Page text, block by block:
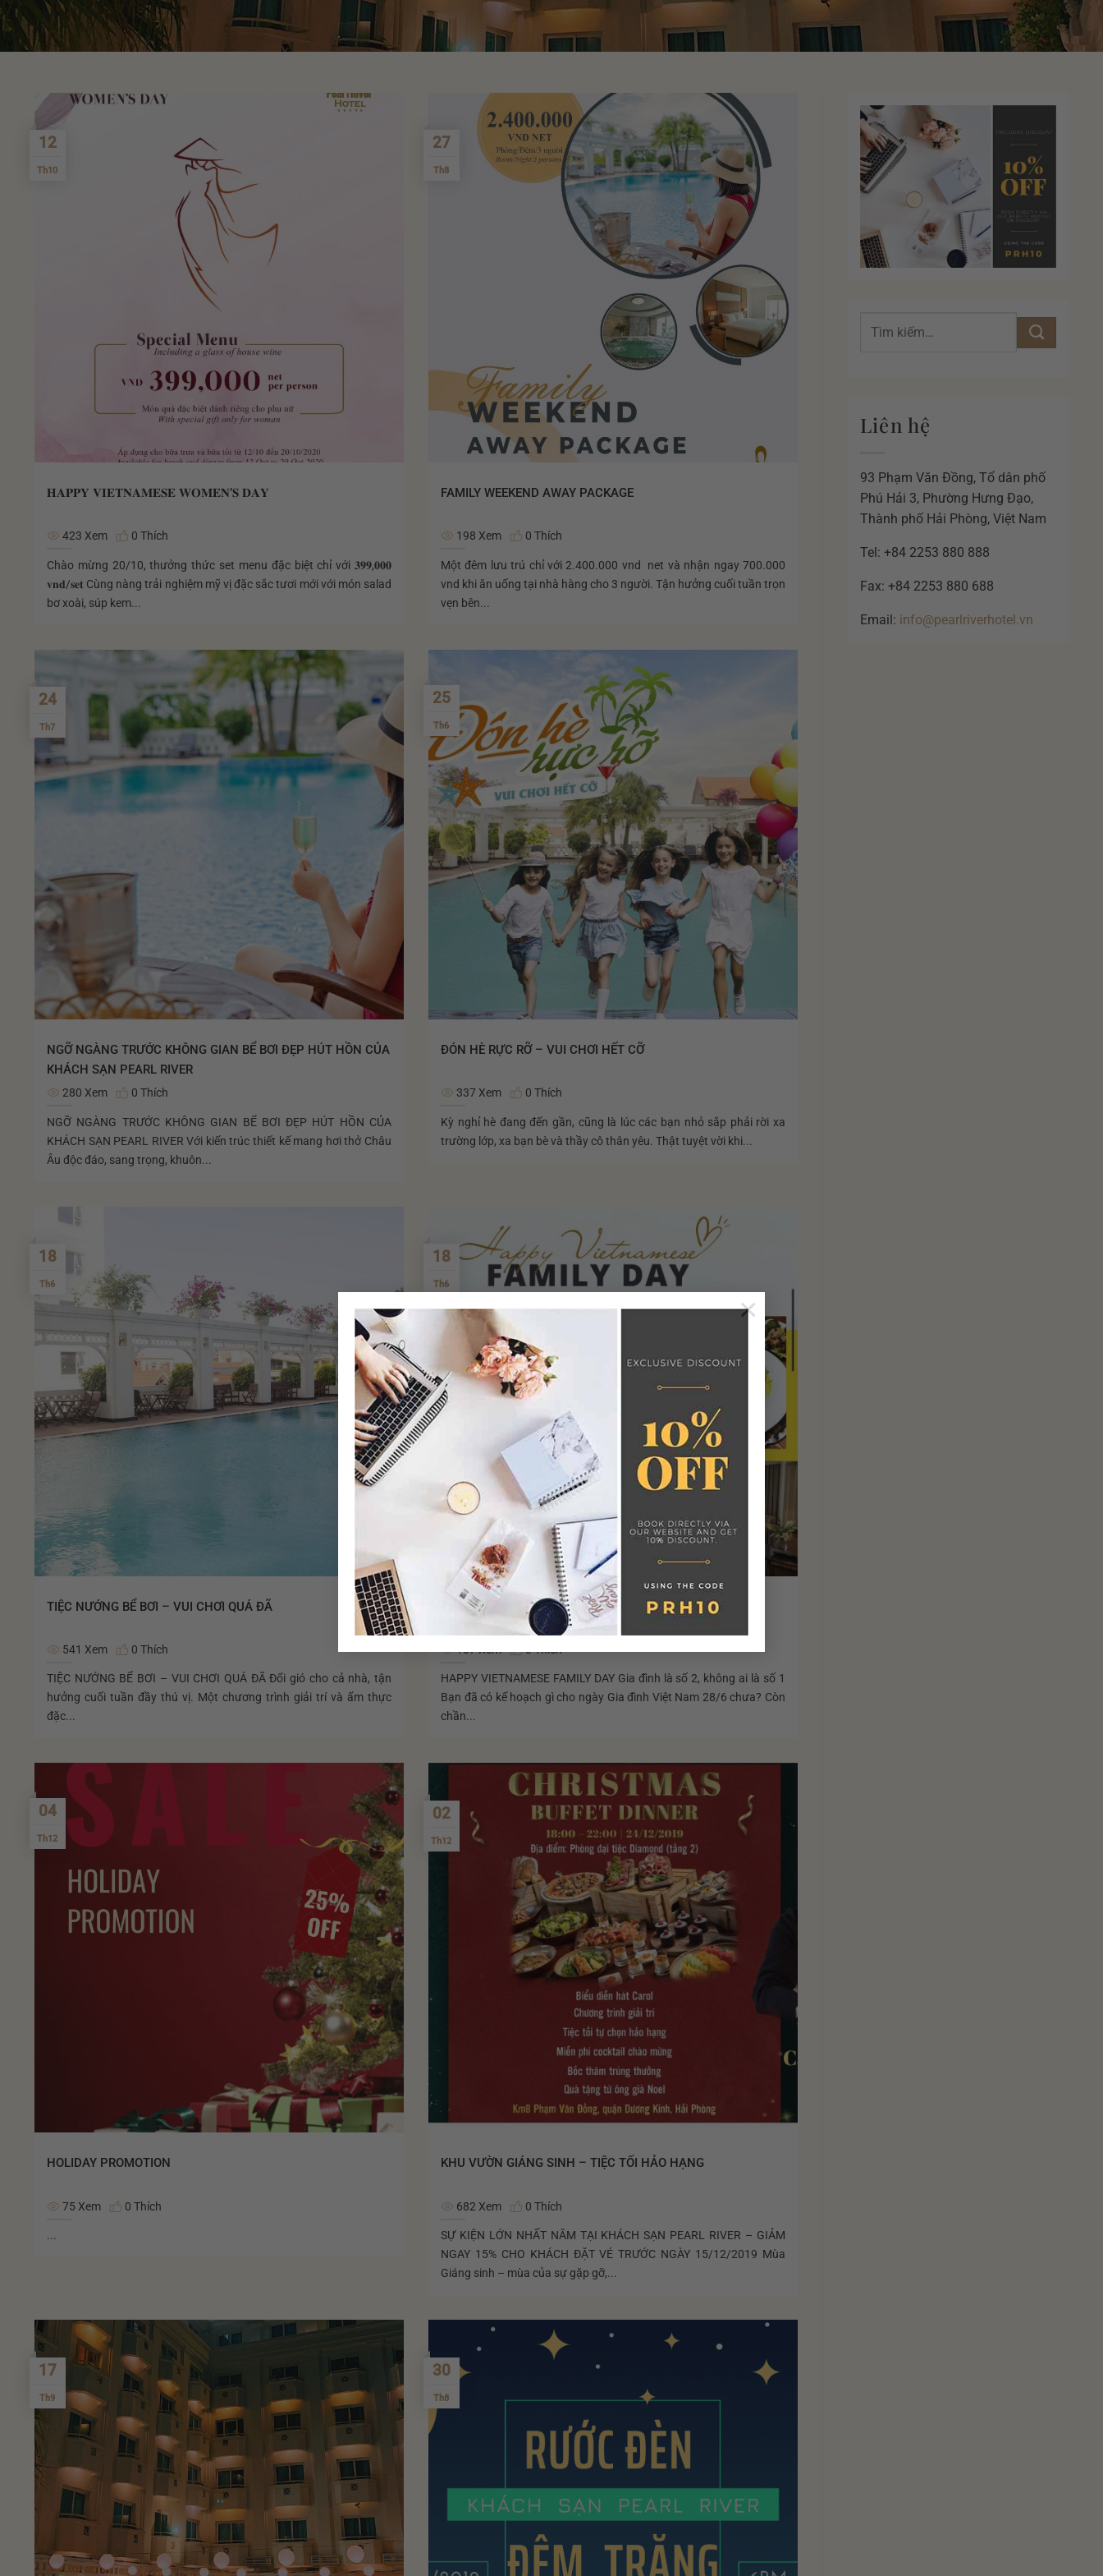
×
𝐇𝐀𝐏𝐏𝐘 𝐕𝐈𝐄𝐓𝐍𝐀𝐌𝐄𝐒𝐄 𝐖𝐎𝐌𝐄𝐍’𝐒 𝐃𝐀𝐘
423 Xem 0 Thích
Chào mừng 20/10, thưởng thức set menu đặc biệt chỉ với 𝟑𝟗𝟗,𝟎𝟎𝟎
𝐯𝐧𝐝/𝐬𝐞𝐭 Cùng nàng trải nghiệm mỹ vị đặc sắc tươi mới với món salad
bơ xoài, súp kem...
12
Th10
FAMILY WEEKEND AWAY PACKAGE
198 Xem 0 Thích
Một đêm lưu trú chỉ với 2.400.000 vnd net và nhận ngay 700.000
vnd khi ăn uống tại nhà hàng cho 3 người. Tận hưởng cuối tuần trọn
vẹn bên...
27
Th8
NGỠ NGÀNG TRƯỚC KHÔNG GIAN BỂ BƠI ĐẸP HÚT HỒN CỦA
KHÁCH SẠN PEARL RIVER
280 Xem 0 Thích
NGỠ NGÀNG TRƯỚC KHÔNG GIAN BỂ BƠI ĐẸP HÚT HỒN CỦA
KHÁCH SẠN PEARL RIVER Với kiến trúc thiết kế mang hơi thở Châu
Âu độc đáo, sang trọng, khuôn...
24
Th7
ĐÓN HÈ RỰC RỠ – VUI CHƠI HẾT CỠ
337 Xem 0 Thích
Kỳ nghỉ hè đang đến gần, cũng là lúc các bạn nhỏ sắp phải rời xa
trường lớp, xa bạn bè và thầy cô thân yêu. ️Thật tuyệt vời khi...
25
Th6
TIỆC NƯỚNG BỂ BƠI – VUI CHƠI QUÁ ĐÃ
541 Xem 0 Thích
TIỆC NƯỚNG BỂ BƠI – VUI CHƠI QUÁ ĐÃ Đổi gió cho cả nhà, tận
hưởng cuối tuần đầy thú vị. Một chương trình giải trí và ẩm thực
đặc...
18
Th6
MỪNG NGÀY GIA ĐÌNH – ƯU ĐÃI LINH ĐÌNH
187 Xem 0 Thích
HAPPY VIETNAMESE FAMILY DAY Gia đình là số 2, không ai là số 1
Bạn đã có kế hoạch gì cho ngày Gia đình Việt Nam 28/6 chưa? Còn
chần...
18
Th6
HOLIDAY PROMOTION
75 Xem 0 Thích
...
04
Th12
KHU VƯỜN GIÁNG SINH – TIỆC TỐI HẢO HẠNG
682 Xem 0 Thích
SỰ KIỆN LỚN NHẤT NĂM TẠI KHÁCH SẠN PEARL RIVER – GIẢM
NGAY 15% CHO KHÁCH ĐẶT VÉ TRƯỚC NGÀY 15/12/2019 Mùa
Giáng sinh – mùa của sự gặp gỡ,...
02
Th12
17
Th9
30
Th8
Liên hệ
93 Phạm Văn Đồng, Tổ dân phố
Phú Hải 3, Phường Hưng Đạo,
Thành phố Hải Phòng, Việt Nam
Tel: +84 2253 880 888
Fax: +84 2253 880 688
Email: info@pearlriverhotel.vn